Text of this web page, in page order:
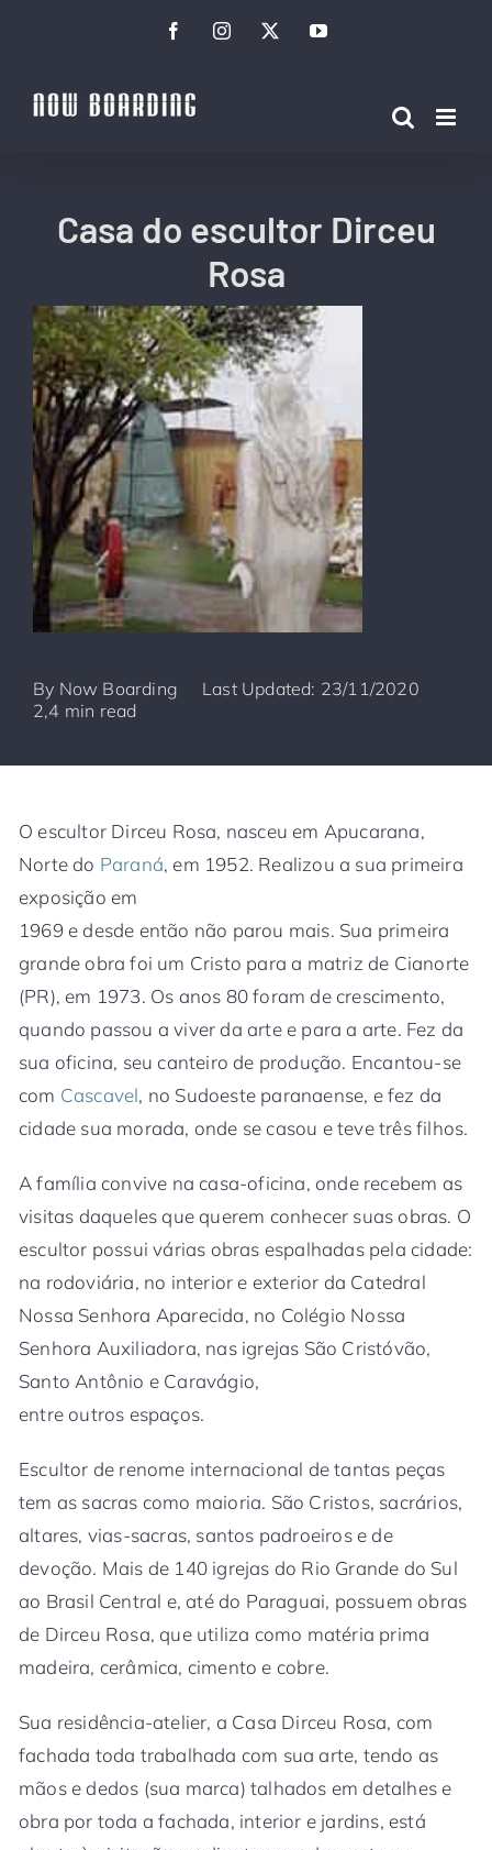
conteúdo
FacebookInstagramTwitterYouTube
Casa do escultor Dirceu
Rosa
By Now Boarding
Last Updated: 23/11/2020
2,4 min read
O escultor Dirceu Rosa, nasceu em Apucarana,
Norte do Paraná, em 1952. Realizou a sua primeira
exposição em
1969 e desde então não parou mais. Sua primeira
grande obra foi um Cristo para a matriz de Cianorte
(PR), em 1973. Os anos 80 foram de crescimento,
quando passou a viver da arte e para a arte. Fez da
sua oficina, seu canteiro de produção. Encantou-se
com Cascavel, no Sudoeste paranaense, e fez da
cidade sua morada, onde se casou e teve três filhos.
A família convive na casa-oficina, onde recebem as
visitas daqueles que querem conhecer suas obras. O
escultor possui várias obras espalhadas pela cidade:
na rodoviária, no interior e exterior da Catedral
Nossa Senhora Aparecida, no Colégio Nossa
Senhora Auxiliadora, nas igrejas São Cristóvão,
Santo Antônio e Caravágio,
entre outros espaços.
Escultor de renome internacional de tantas peças
tem as sacras como maioria. São Cristos, sacrários,
altares, vias-sacras, santos padroeiros e de
devoção. Mais de 140 igrejas do Rio Grande do Sul
ao Brasil Central e, até do Paraguai, possuem obras
de Dirceu Rosa, que utiliza como matéria prima
madeira, cerâmica, cimento e cobre.
Sua residência-atelier, a Casa Dirceu Rosa, com
fachada toda trabalhada com sua arte, tendo as
mãos e dedos (sua marca) talhados em detalhes e
obra por toda a fachada, interior e jardins, está